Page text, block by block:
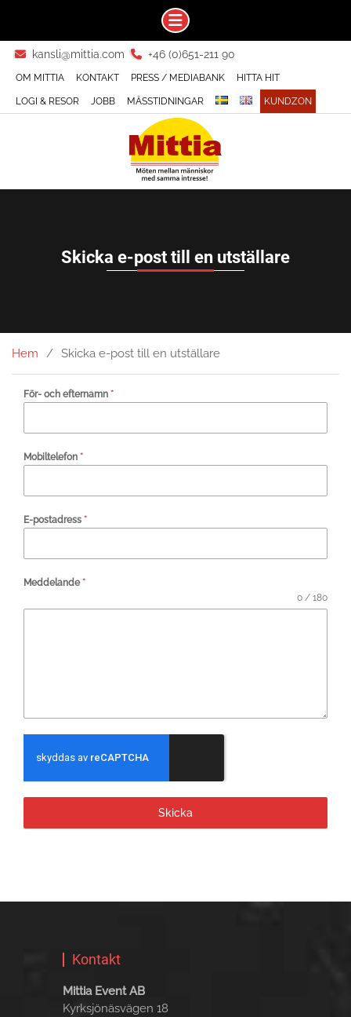
Skip
content
kansli@mittia.com +46 (0)651-211 90
OM MITTIA KONTAKT PRESS / MEDIABANK HITTA HIT
LOGI & RESOR JOBB MÄSSTIDNINGAR KUNDZON
Skicka e-post till en utställare
Hem Skicka e-post till en utställare
För- och efternamn *
Mobiltelefon *
E-postadress *
Meddelande*
0 / 180
Skicka
Kontakt
Mittia Event AB
Kyrksjönäsvägen 18